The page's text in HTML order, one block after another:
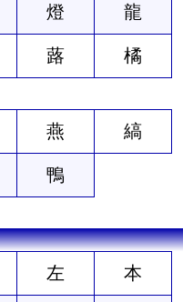
燈 龍
蕗 橘
燕 縞
鴨
左 本